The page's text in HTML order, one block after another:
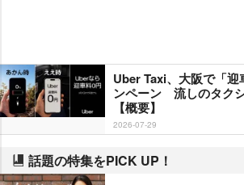
Uber Taxi、大阪で「迎
ンペーン 流しのタク
【概要】
2026-07-29
話題の特集をPICK UP！